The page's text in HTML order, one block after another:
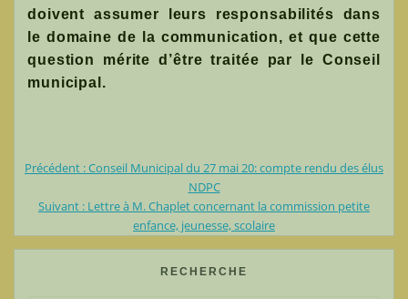
doivent assumer leurs responsabilités dans
le domaine de la communication, et que cette
question mérite d’être traitée par le Conseil
municipal.
Navigation
de
l’article
Précédent :Article
:
Conseil Municipal du 27 mai 20: compte rendu des élus
NDPC
Suivant : Article
Lettre à M. Chaplet concernant la commission petite
enfance, jeunesse, scolaire
RECHERCHE